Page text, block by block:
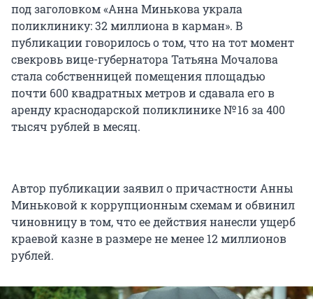
под заголовком «Анна Минькова украла
поликлинику: 32 миллиона в карман». В
публикации говорилось о том, что на тот момент
свекровь вице-губернатора Татьяна Мочалова
стала собственницей помещения площадью
почти 600 квадратных метров и сдавала его в
аренду краснодарской поликлинике№ 16за 400
тысяч рублей в месяц.
Автор публикации заявил о причастности Анны
Миньковой к коррупционным схемам и обвинил
чиновницу в том, что ее действия нанесли ущерб
краевой казне в размере не менее 12 миллионов
рублей.